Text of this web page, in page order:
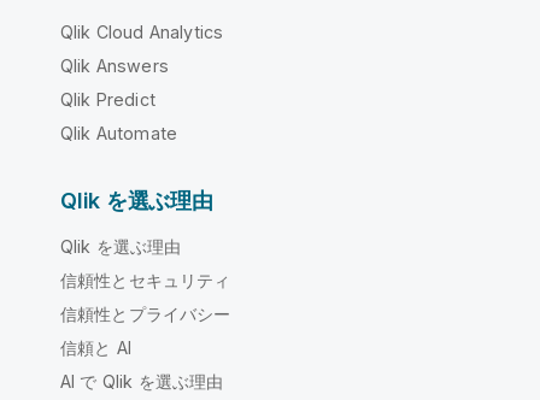
Qlik Cloud Analytics
Qlik Answers
Qlik Predict
Qlik Automate
Qlik を選ぶ理由
Qlik を選ぶ理由
信頼性とセキュリティ
信頼性とプライバシー
信頼と AI
AI で Qlik を選ぶ理由